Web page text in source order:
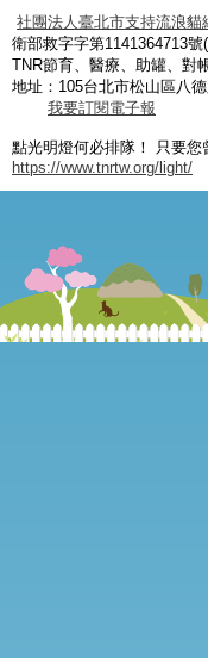
社團法人臺北市支持流浪貓
衛部救字字第1141364713
TNR節育、醫療、助罐、對
地址：105台北市松山區八
我要訂閱電子報
點光明燈何必排隊！ 只要
https://www.tnrtw.org/light/